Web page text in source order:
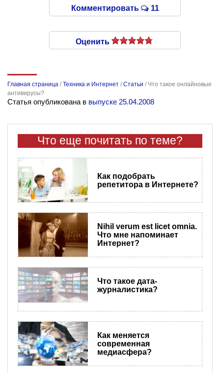
Комментировать 11
Оценить
Главная страница /Техника и Интернет /Статьи / Что такое онлайновые
антивирусы?
Статья опубликована в выпуске 25.04.2008
Что еще почитать по теме?
Как подобрать
репетитора в Интернете?
​Nihil verum est licet omnia.
Что мне напоминает
Интернет?
Что такое дата-
журналистика?
Как меняется
современная
медиасфера?